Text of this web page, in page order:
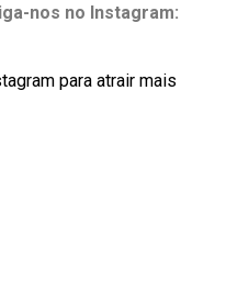
nos no Instagram:
para atrair mais